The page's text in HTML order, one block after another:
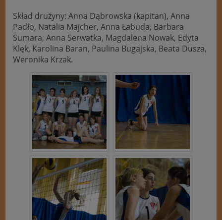
Skład drużyny: Anna Dąbrowska (kapitan), Anna
Padło, Natalia Majcher, Anna Łabuda, Barbara
Sumara, Anna Serwatka, Magdalena Nowak, Edyta
Klęk, Karolina Baran, Paulina Bugajska, Beata Dusza,
Weronika Krzak.